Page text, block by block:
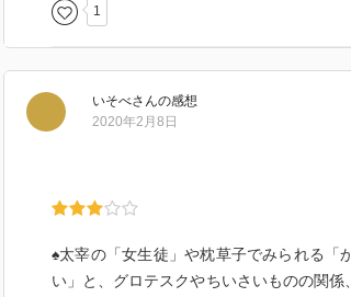
1
いそべさんの感想
2020年2月8日
♠太宰の「女生徒」や枕草子でみられる「
い」と、グロテスクやちいさいものの関